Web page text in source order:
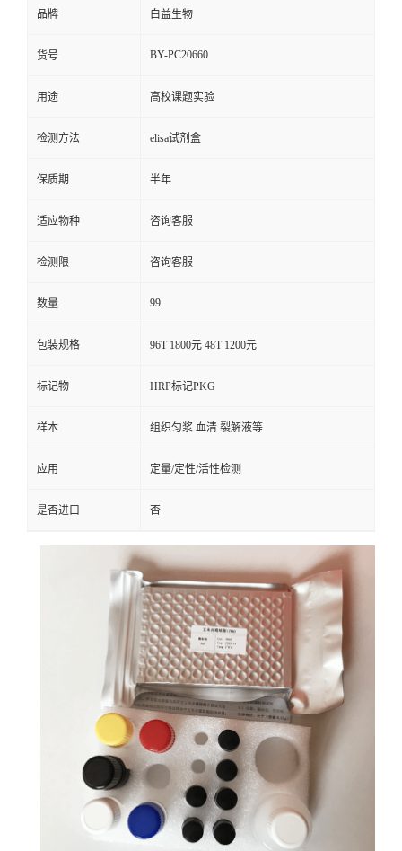
品牌 白益生物
货号 BY-PC20660
用途 高校课题实验
检测方法 elisa试剂盒
保质期 半年
适应物种 咨询客服
检测限 咨询客服
数量 99
包装规格 96T 1800元 48T 1200元
标记物 HRP标记PKG
样本 组织匀浆 血清 裂解液等
应用 定量/定性/活性检测
是否进口 否